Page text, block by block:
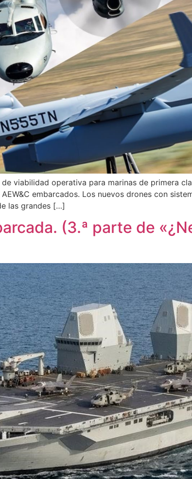
viabilidad operativa para marinas de primera
embarcados. Los nuevos drones con
las grandes […]
(3.ª parte de